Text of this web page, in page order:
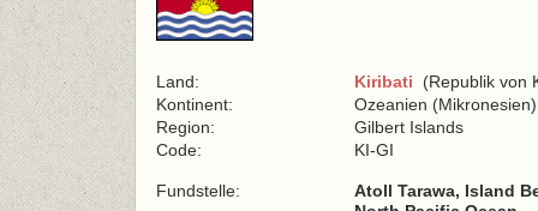
Land: Kiribati (Republik von
Kontinent:
Ozeanien (Mikronesien)
Region:
Gilbert Islands
Code:
KI-GI
Fundstelle:
Atoll Tarawa, Island